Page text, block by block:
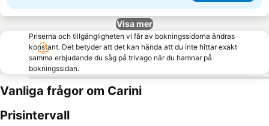
Visa mer
Priserna och tillgängligheten vi får av bokningssidorna ändras
konstant. Det betyder att det kan hända att du inte hittar exakt
samma erbjudande du såg på trivago när du hamnar på
bokningssidan.
Vanliga frågor om Carini
Prisintervall